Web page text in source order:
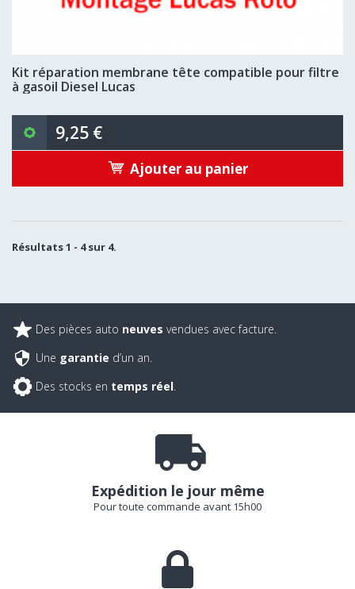
Kit réparation membrane tête compatible pour filtre
à gasoil Diesel Lucas
9,25 €
Ajouter au panier
Résultats 1 - 4 sur 4.
Des pièces auto neuves vendues avec facture.
Une garantie d’un an.
Des stocks en temps réel.
Expédition le jour même
Pour toute commande avant 15h00